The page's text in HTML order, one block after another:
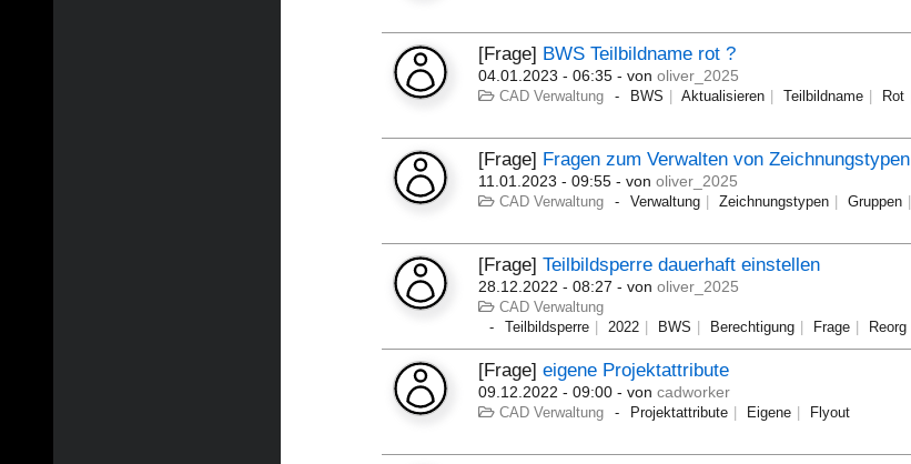
[Frage] BWS Teilbildname rot ?
04.01.2023 - 06:35 - vonoliver_2025
CAD Verwaltung BWS Aktualisieren Teilbildname Rot
[Frage] Fragen zum Verwalten von Zeichnungstypen
11.01.2023 - 09:55 - vonoliver_2025
CAD Verwaltung Verwaltung Zeichnungstypen Gruppen
[Frage]Teilbildsperre dauerhaft einstellen
28.12.2022 - 08:27 - vonoliver_2025
CAD Verwaltung
Teilbildsperre
2022 BWS Berechtigung Frage Reorg
[Frage]eigene Projektattribute
09.12.2022 - 09:00 - voncadworker
CAD Verwaltung Projektattribute Eigene Flyout